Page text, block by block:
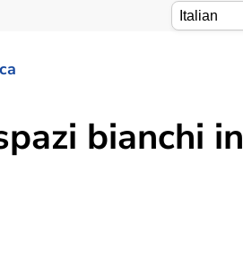
bianchi in